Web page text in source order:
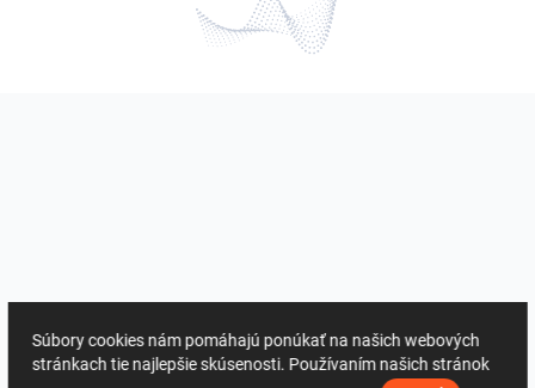
Súbory cookies nám pomáhajú ponúkať na našich webových
stránkach tie najlepšie skúsenosti. Používaním našich stránok